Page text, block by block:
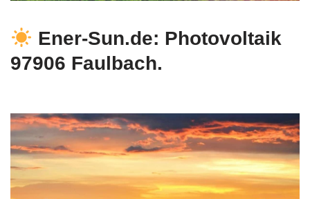
Ener-Sun.de: Photovoltaik
97906 Faulbach.